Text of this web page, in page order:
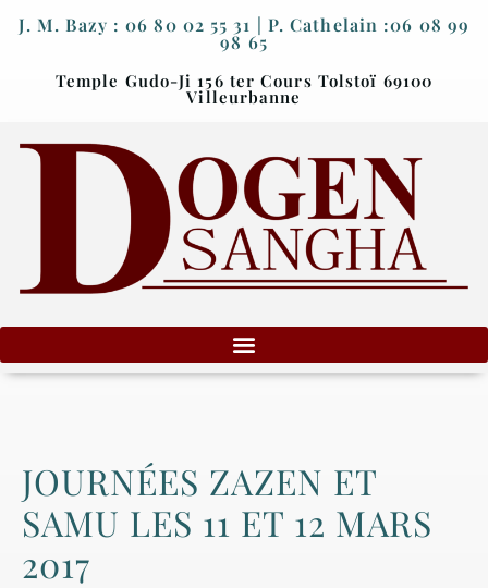
J. M. Bazy : 06 80 02 55 31 | P. Cathelain :06 08 99
98 65
Temple Gudo-Ji 156 ter Cours Tolstoï 69100
Villeurbanne
JOURNÉES ZAZEN ET
SAMU LES 11 ET 12 MARS
2017